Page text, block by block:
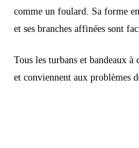
comme un foulard. Sa forme
et ses branches affinées sont
Tous les turbans et bandeaux
et conviennent aux problèmes